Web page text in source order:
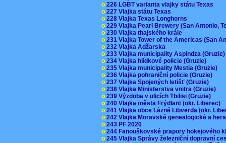
o 226 LGBT varianta vlajky státu Texas
o 227 Vlajka státu Texas
o 228 Vlajka Texas Longhorns
o 229 Vlajka Pearl Brewery (San Antonio,
o 230 Vlajka thajského krále
o 231 Vlajka Tower of the Americas (San
o 232 Vlajka Adžarska
o 233 Vlajka municipality Aspindza
o 234 Vlajka hlídkové policie (Gruzie)
o 235 Vlajka municipality Mestia (Gruzie)
o 236 Vlajka pohraniční policie (Gruzie)
o 237 Vlajka Spojených letišť (Gruzie)
o 238 Vlajka Ministerstva vnitra (Gruzie)
o 239 Výzdoba v ulicích Tbilisi (Gruzie)
o 240 Vlajka města Frýdlant (okr. Liberec)
o 241 Vlajka obce Lázně Libverda (okr.
o 242 Vlajka Moravské genealogické a
o 243 PF 2020
o 244 Fanouškovské prapory hokejového
o 245 Vlajka Správy železniční dopravní